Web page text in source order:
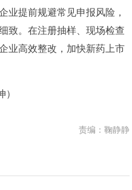
业提前规避常见申报风险，
致。在注册抽样、现场检查
业高效整改，加快新药上市
责编：鞠静静